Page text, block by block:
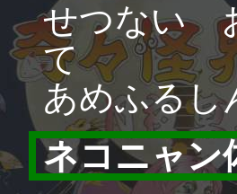
せつない
て
あめふるし
ネコニャン